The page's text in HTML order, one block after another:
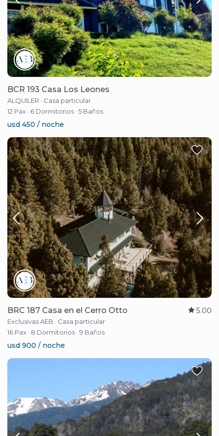
BCR 193 Casa Los Leones
ALQUILER · Casa particular
12 Pax · 6 Dormitorios · 5 Baños
usd 450 / noche
BRC 187 Casa en el Cerro Otto 5.00
Exclusivas AEB · Casa particular
16 Pax · 8 Dormitorios · 9 Baños
usd 900 / noche